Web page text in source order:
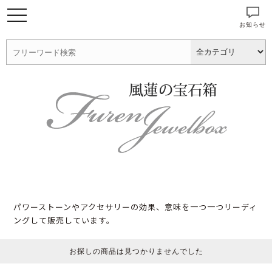
パワーストーンやアクセサリーの効果、意味を一つ一つリーディ
ングして販売しています。
お知らせ
お探しの商品は見つかりませんでした